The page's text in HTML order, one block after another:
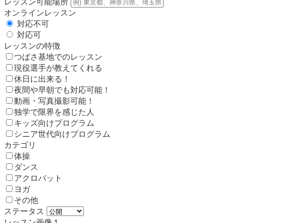
オンラインレッスン
対応不可
対応可
レッスンの特徴
つばさ基地でのレッスン
現役選手が教えてくれる
休日に出来る！
夜間や早朝でも対応可能！
動画・写真撮影可能！
独学で限界を感じた人
キッズ向けプログラム
シニア世代向けプログラム
カテゴリ
体操
ダンス
アクロバット
ヨガ
その他
ステータス